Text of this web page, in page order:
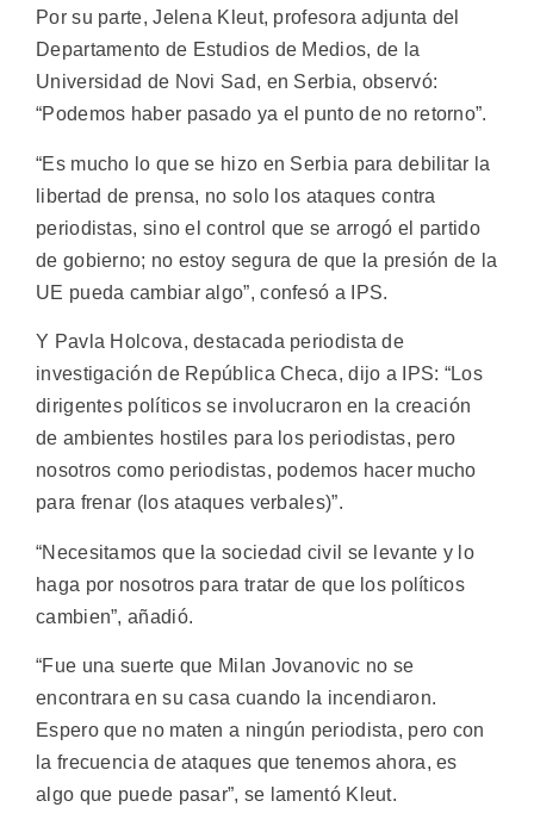
Por su parte, Jelena Kleut, profesora adjunta del
Departamento de Estudios de Medios, de la
Universidad de Novi Sad, en Serbia, observó:
“Podemos haber pasado ya el punto de no retorno”.
“Es mucho lo que se hizo en Serbia para debilitar la
libertad de prensa, no solo los ataques contra
periodistas, sino el control que se arrogó el partido
de gobierno; no estoy segura de que la presión de la
UE pueda cambiar algo”, confesó a IPS.
Y Pavla Holcova, destacada periodista de
investigación de República Checa, dijo a IPS: “Los
dirigentes políticos se involucraron en la creación
de ambientes hostiles para los periodistas, pero
nosotros como periodistas, podemos hacer mucho
para frenar (los ataques verbales)”.
“Necesitamos que la sociedad civil se levante y lo
haga por nosotros para tratar de que los políticos
cambien”, añadió.
“Fue una suerte que Milan Jovanovic no se
encontrara en su casa cuando la incendiaron.
Espero que no maten a ningún periodista, pero con
la frecuencia de ataques que tenemos ahora, es
algo que puede pasar”, se lamentó Kleut.